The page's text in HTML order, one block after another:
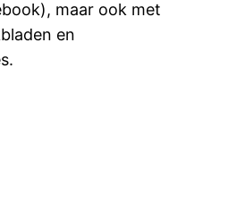
maar ook met
en